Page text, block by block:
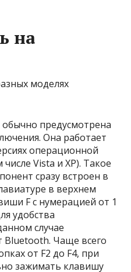
на
предусмотрена
Она работает
операционной
Vista и XP). Такое
сразу встроен в
в верхнем
F с нумерацией от 1
удобства
случае
Bluetooth. Чаще всего
от F2 до F4, при
зажимать клавишу